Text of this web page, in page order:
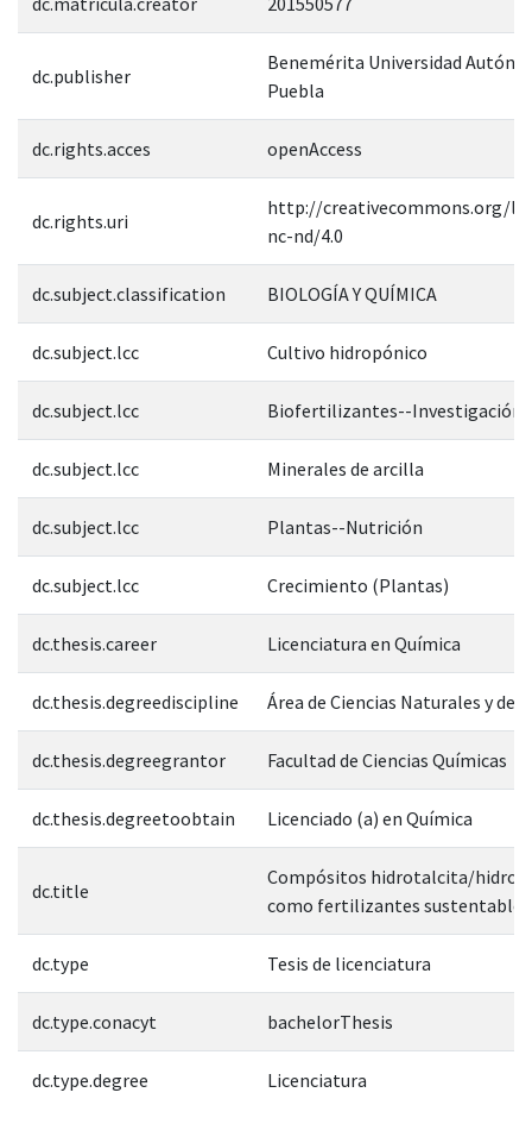
dc.publisher
Benemérita Universidad
Puebla
dc.rights.acces openAccess
dc.rights.uri
http://creativecommons.org/
nc-nd/4.0
dc.subject.classification BIOLOGÍA Y QUÍMICA
dc.subject.lcc Cultivo hidropónico
dc.subject.lcc Biofertilizantes--Investigación
dc.subject.lcc Minerales de arcilla
dc.subject.lcc Plantas--Nutrición
dc.subject.lcc Crecimiento (Plantas)
dc.thesis.career Licenciatura en Química
dc.thesis.degreediscipline Área de Ciencias Naturales y de
dc.thesis.degreegrantor Facultad de Ciencias Químicas
dc.thesis.degreetoobtain Licenciado (a) en Química
dc.title
Compósitos hidrotalcita/
como fertilizantes sustentables
dc.type Tesis de licenciatura
dc.type.conacyt bachelorThesis
dc.type.degree Licenciatura